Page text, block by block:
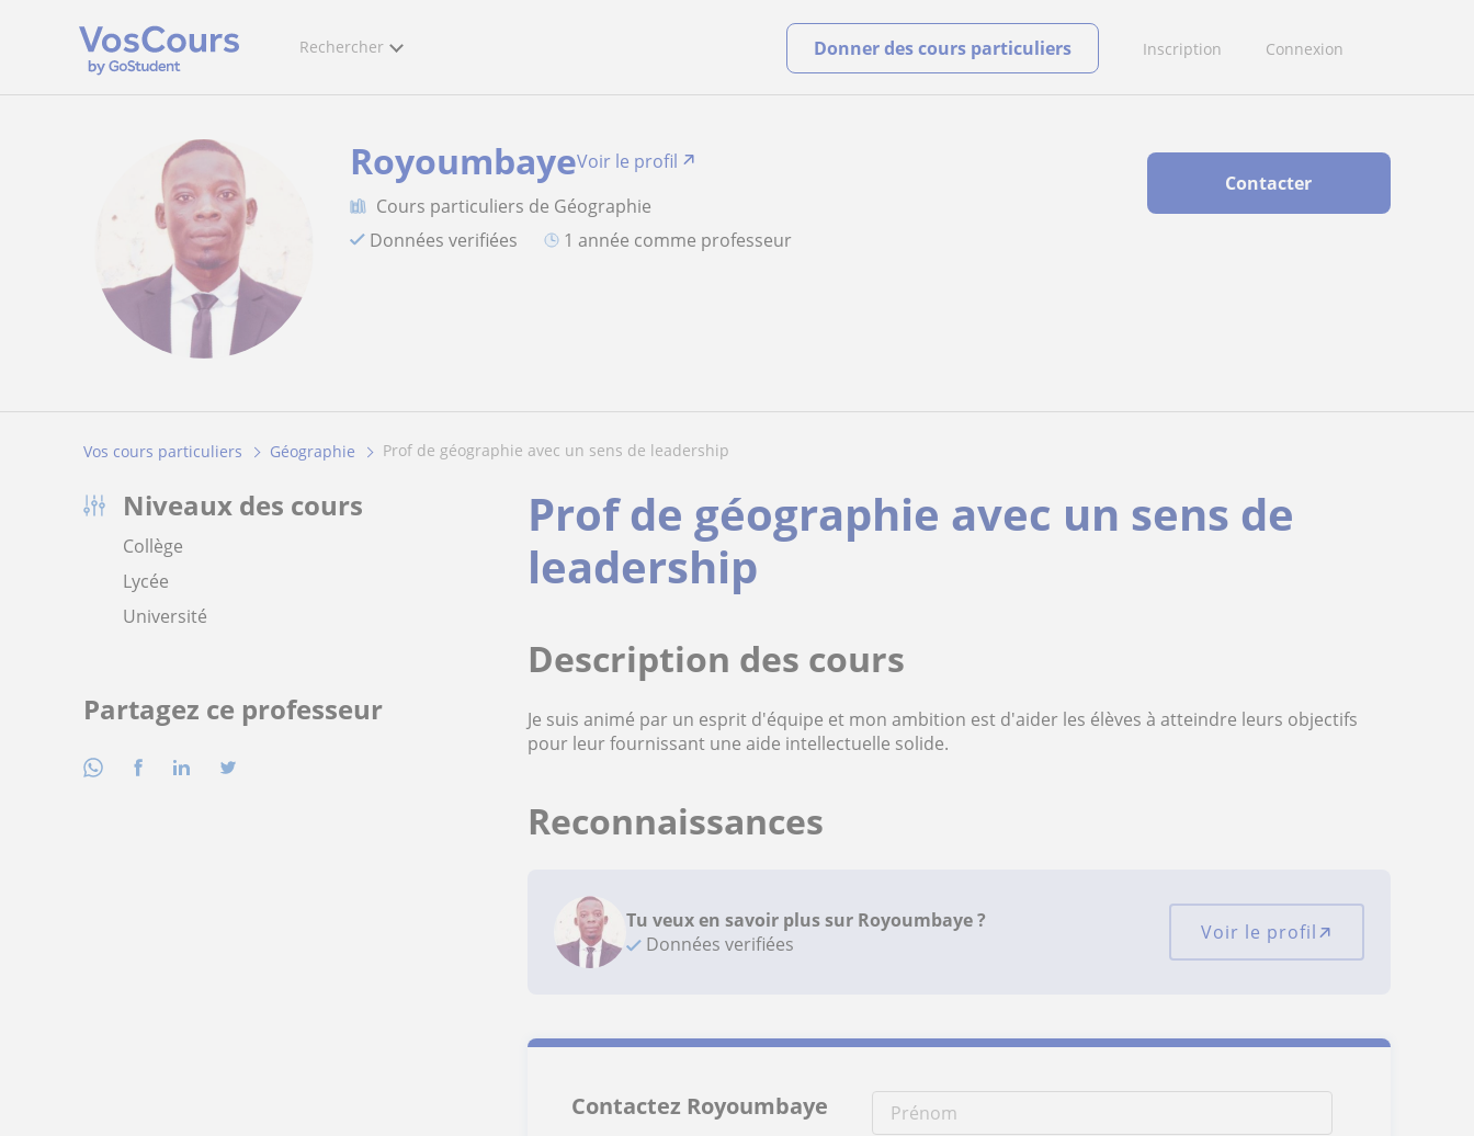
Rechercher Inscription Connexion
Donner des cours particuliers
Contacter
RoyoumbayeVoir le profil
Cours particuliers de Géographie
Données verifiées
1 année comme professeur
Vos cours particuliers Géographie prof de géographie avec un sens de leadership
Niveaux des cours
Collège
Lycée
Université
Partagez ce professeur
Prof de géographie avec un sens de
leadership
Description des cours
Je suis animé par un esprit d'équipe et mon ambition est d'aider les élèves à atteindre leurs objectifs
pour leur fournissant une aide intellectuelle solide.
Reconnaissances
Tu veux en savoir plus sur Royoumbaye ?
Données verifiées
Voir le profil
Contactez Royoumbaye